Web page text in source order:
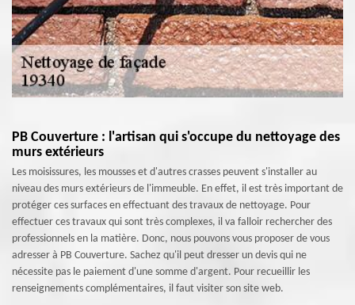
PB Couverture : l'artisan qui s'occupe du nettoyage des
murs extérieurs
Les moisissures, les mousses et d'autres crasses peuvent s'installer au
niveau des murs extérieurs de l'immeuble. En effet, il est très important de
protéger ces surfaces en effectuant des travaux de nettoyage. Pour
effectuer ces travaux qui sont très complexes, il va falloir rechercher des
professionnels en la matière. Donc, nous pouvons vous proposer de vous
adresser à PB Couverture. Sachez qu'il peut dresser un devis qui ne
nécessite pas le paiement d'une somme d'argent. Pour recueillir les
renseignements complémentaires, il faut visiter son site web.